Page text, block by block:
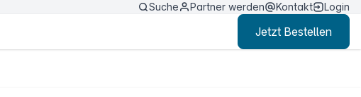
Suche Partner werden Kontakt Login
Jetzt Bestellen